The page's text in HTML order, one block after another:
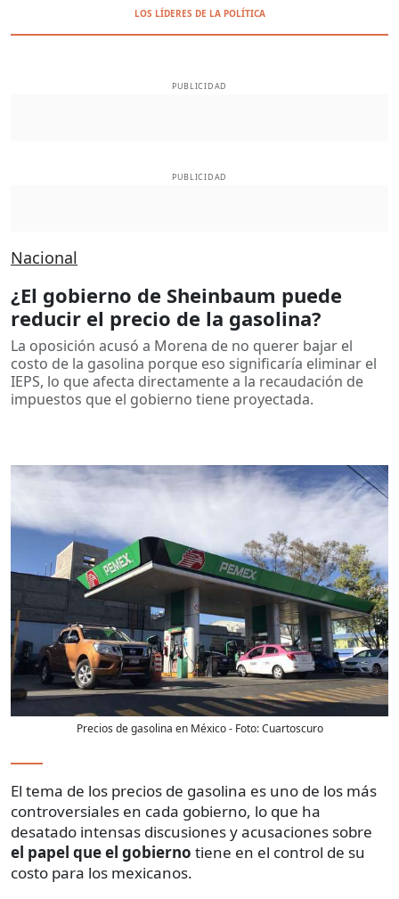
LOS LÍDERES DE LA POLÍTICA
PUBLICIDAD
PUBLICIDAD
Nacional
¿El gobierno de Sheinbaum puede
reducir el precio de la gasolina?
La oposición acusó a Morena de no querer bajar el
costo de la gasolina porque eso significaría eliminar el
IEPS, lo que afecta directamente a la recaudación de
impuestos que el gobierno tiene proyectada.
Precios de gasolina en México- Foto:Cuartoscuro
El tema de los precios de gasolina es uno de los más
controversiales en cada gobierno, lo que ha
desatado intensas discusiones y acusaciones sobre
el papel que el gobierno tiene en el control de su
costo para los mexicanos.